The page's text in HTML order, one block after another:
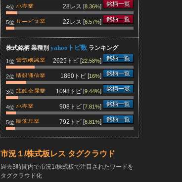
4位 小売業 28レス [8.36%] 銘柄一覧
5位 サービス業 22レス [6.57%] 銘柄一覧
株式銘柄 業種別 yahooトピ数 ランキング
1位 電気機器業 2625トピ [22.58%] 銘柄一覧
2位 情報通信業 1860トピ [16%] 銘柄一覧
3位 非鉄金属業 1098トピ [9.44%] 銘柄一覧
4位 小売業 908トピ [7.81%] 銘柄一覧
5位 医薬品業 792トピ [6.81%] 銘柄一覧
市況１/株式板レス タグクラウド
過去3時間内で市況1/株式板で注目されたワードを
タグクラウド化